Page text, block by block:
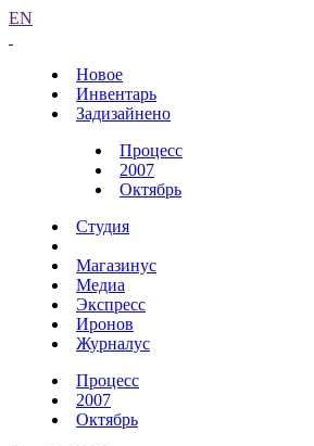
EN
Новое
Инвентарь
Задизайнено
Процесс
2007
Октябрь
Студия
Магазинус
Медиа
Экспресс
Иронов
Журналус
Процесс
2007
Октябрь